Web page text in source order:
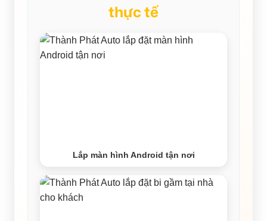
thực tế
Lắp màn hình Android tận nơi